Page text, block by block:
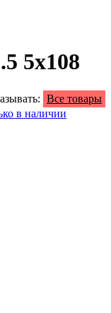
5x108
Все товары
в наличии